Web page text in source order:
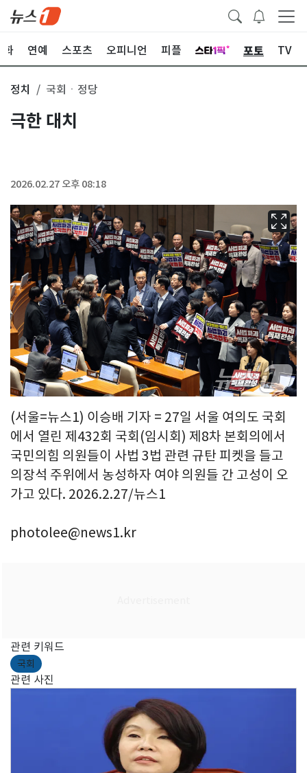
화 연예 스포츠 오피니언 피플 포토 TV
정치 국회ㆍ정당
극한 대치
2026.02.27 오후 08:18
(서울=뉴스1) 이승배 기자 = 27일 서울 여의도 국회
에서 열린 제432회 국회(임시회) 제8차 본회의에서
국민의힘 의원들이 사법 3법 관련 규탄 피켓을 들고
의장석 주위에서 농성하자 여야 의원들 간 고성이 오
가고 있다. 2026.2.27/뉴스1
photolee@news1.kr
관련 키워드
국회
관련 사진